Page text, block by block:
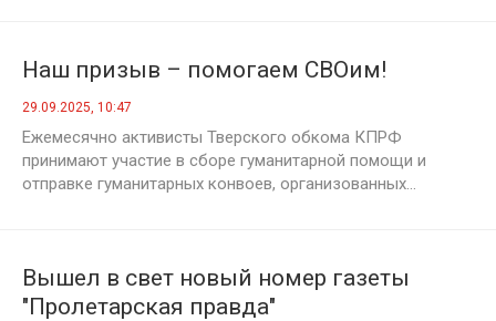
Наш призыв – помогаем СВОим!
29.09.2025, 10:47
Ежемесячно активисты Тверского обкома КПРФ
принимают участие в сборе гуманитарной помощи и
отправке гуманитарных конвоев, организованных...
Вышел в свет новый номер газеты
"Пролетарская правда"